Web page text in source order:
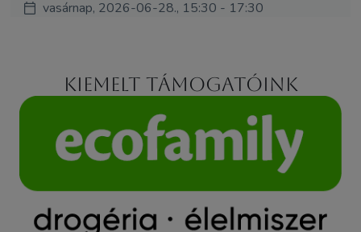
vasárnap, 2026-06-28., 15:30 - 17:30
Kiemelt támogatóink